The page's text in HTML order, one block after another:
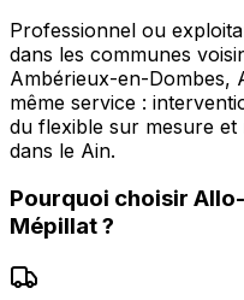
Professionnel ou
dans les communes
Ambérieux-en-Dombes,
même service :
du flexible sur mesure
dans le Ain.
Pourquoi choisir
Mépillat?